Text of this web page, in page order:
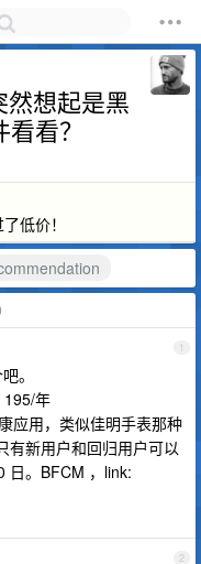
然想起是黑
看？
低价！
1
。
195/年
应用，类似佳明手表那种
有新用户和回归用户可以
日。BFCM ，link:
2